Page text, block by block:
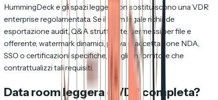
HummingDeck e gli spazi leggeri non sostituiscono una VDR
enterprise regolamentata. Se il team legale richiede
esportazione audit, Q&A strutturate, permessi per file e
offerente, watermark dinamici, prova di accettazione NDA,
SSO o certificazioni specifiche, scegli un fornitore che
contrattualizzi tali requisiti.
Data room leggera o VDR completa?